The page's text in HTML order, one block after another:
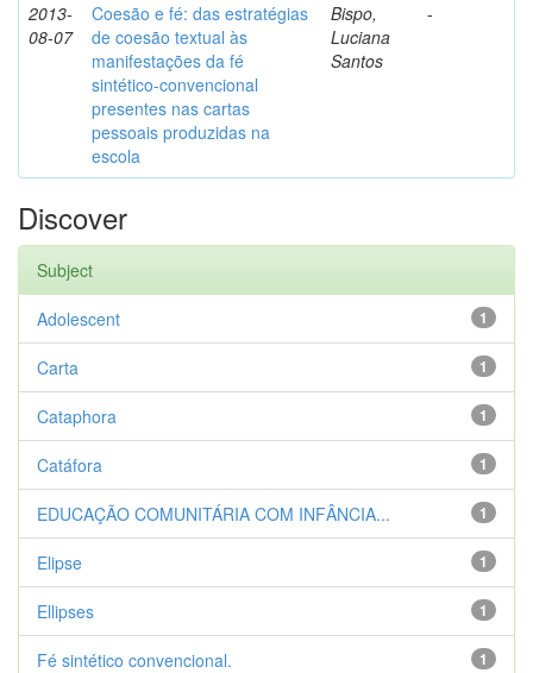
2013-
08-07
Coesão e fé: das estratégias
de coesão textual às
manifestações da fé
sintético-convencional
presentes nas cartas
pessoais produzidas na
escola
Bispo,
Luciana
Santos
-
Discover
Subject
1
Adolescent
1
Carta
1
Cataphora
1
Catáfora
1
EDUCAÇÃO COMUNITÁRIA COM INFÂNCIA...
1
Elipse
1
Ellipses
1
Fé sintético convencional.